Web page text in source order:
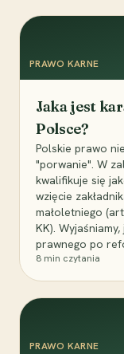
PRAWO KARNE
Jaka jest
Polsce?
Polskie prawo
"porwanie". W
kwalifikuje się
wzięcie
małoletniego
KK).
prawnego po
8 min czytania
PRAWO KARNE